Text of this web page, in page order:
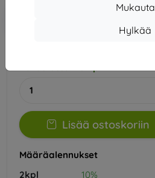
Mukauta
Hylkää
Alennus kupongilla
Lisää ostoskoriin
Määräalennukset
2kpl
10%